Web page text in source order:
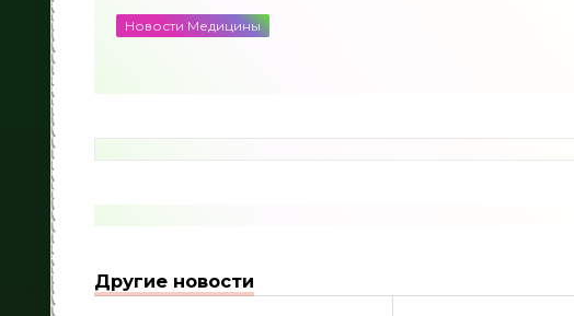
Новости Медицины
Другие новости